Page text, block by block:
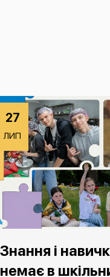
27
ЛИП
Знання і
немає в